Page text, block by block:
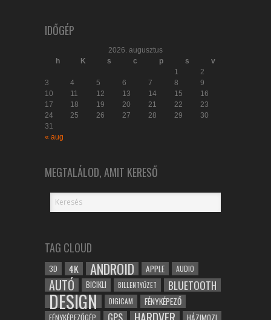
IDŐGÉP
2026. augusztus
h
K s c p s
v
1
2
3
4 5 6 7 8
9
10
11 12 13 14 15
16
17
18 19 20 21 22
23
24
25 26 27 28 29
30
31
« aug
MEGTALÁLOD, AMIT KERESŐ
TAG CLOUD
3D 4K ANDROID APPLE AUDIO
AUTÓ BICIKLI BILLENTYŰZET BLUETOOTH
DESIGN DIGICAM FÉNYKÉPEZŐ
FÉNYKÉPEZŐGÉP HÁZIMOZI